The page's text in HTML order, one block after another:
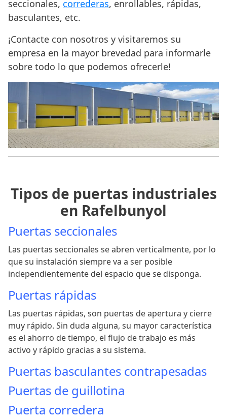
seccionales, correderas, enrollables, rápidas,
basculantes, etc.
¡Contacte con nosotros y visitaremos su
empresa en la mayor brevedad para informarle
sobre todo lo que podemos ofrecerle!
Tipos de puertas industriales
en Rafelbunyol
Puertas seccionales
Las puertas seccionales se abren verticalmente, por lo
que su instalación siempre va a ser posible
independientemente del espacio que se disponga.
Puertas rápidas
Las puertas rápidas, son puertas de apertura y cierre
muy rápido. Sin duda alguna, su mayor característica
es el ahorro de tiempo, el flujo de trabajo es más
activo y rápido gracias a su sistema.
Puertas basculantes contrapesadas
Puertas de guillotina
Puerta corredera